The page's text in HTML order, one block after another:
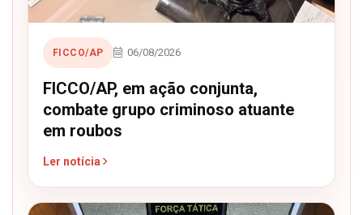
FICCO/AP 06/08/2026
FICCO/AP, em ação conjunta,
combate grupo criminoso atuante
em roubos
Ler notícia